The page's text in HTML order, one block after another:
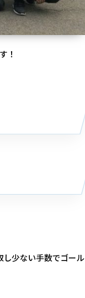
！
少ない手数でゴール